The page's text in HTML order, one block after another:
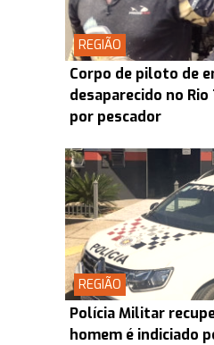
REGIÃO
Corpo de piloto de
desaparecido no
por pescador
REGIÃO
Polícia Militar
homem é indiciado